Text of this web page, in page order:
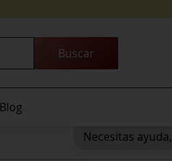
Blog
Necesitas ayuda,